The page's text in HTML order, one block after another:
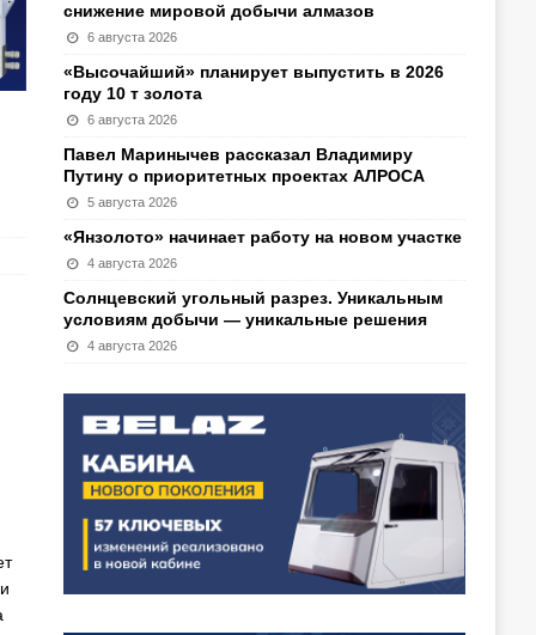
снижение мировой добычи алмазов
6 августа 2026
«Высочайший» планирует выпустить в 2026
году 10 т золота
6 августа 2026
Павел Маринычев рассказал Владимиру
Путину о приоритетных проектах АЛРОСА
5 августа 2026
«Янзолото» начинает работу на новом участке
4 августа 2026
Солнцевский угольный разрез. Уникальным
условиям добычи — уникальные решения
4 августа 2026